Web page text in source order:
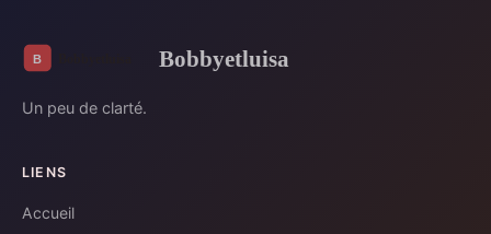
Bobbyetluisa
Un peu de clarté.
LIENS
Accueil